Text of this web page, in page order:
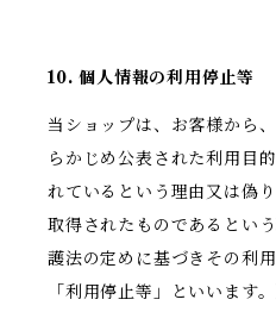
10. 個人情報の利用停止等
当ショップは、お客様から
らかじめ公表された利用目
れているという理由又は偽
取得されたものであるとい
護法の定めに基づきその利
「利用停止等」といいます